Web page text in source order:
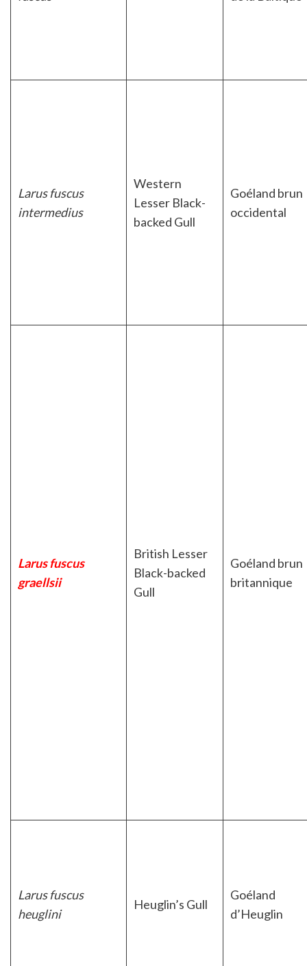
Larus fuscus
intermedius
Western
Lesser Black-
backed Gull
Goéland brun
occidental
Larus fuscus
graellsii
British Lesser
Black-backed
Gull
Goéland brun
britannique
Larus fuscus
heuglini
Heuglin’s Gull
Goéland
d’Heuglin